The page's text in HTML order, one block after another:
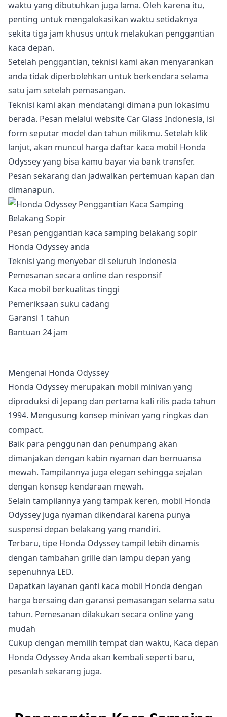
waktu yang dibutuhkan juga lama. Oleh karena itu,
penting untuk mengalokasikan waktu setidaknya
sekita tiga jam khusus untuk melakukan penggantian
kaca depan.
Setelah penggantian, teknisi kami akan menyarankan
anda tidak diperbolehkan untuk berkendara selama
satu jam setelah pemasangan.
Teknisi kami akan mendatangi dimana pun lokasimu
berada. Pesan melalui website Car Glass Indonesia, isi
form seputar model dan tahun milikmu. Setelah klik
lanjut, akan muncul harga daftar kaca mobil Honda
Odyssey yang bisa kamu bayar via bank transfer.
Pesan sekarang dan jadwalkan pertemuan kapan dan
dimanapun.
Pesan penggantian kaca samping belakang sopir
Honda Odyssey anda
Teknisi yang menyebar di seluruh Indonesia
Pemesanan secara online dan responsif
Kaca mobil berkualitas tinggi
Pemeriksaan suku cadang
Garansi 1 tahun
Bantuan 24 jam
Mengenai Honda Odyssey
Honda Odyssey merupakan mobil minivan yang
diproduksi di Jepang dan pertama kali rilis pada tahun
1994. Mengusung konsep minivan yang ringkas dan
compact.
Baik para penggunan dan penumpang akan
dimanjakan dengan kabin nyaman dan bernuansa
mewah. Tampilannya juga elegan sehingga sejalan
dengan konsep kendaraan mewah.
Selain tampilannya yang tampak keren, mobil Honda
Odyssey juga nyaman dikendarai karena punya
suspensi depan belakang yang mandiri.
Terbaru, tipe Honda Odyssey tampil lebih dinamis
dengan tambahan grille dan lampu depan yang
sepenuhnya LED.
Dapatkan layanan ganti kaca mobil Honda dengan
harga bersaing dan garansi pemasangan selama satu
tahun. Pemesanan dilakukan secara online yang
mudah
Cukup dengan memilih tempat dan waktu, Kaca depan
Honda Odyssey Anda akan kembali seperti baru,
pesanlah sekarang juga.